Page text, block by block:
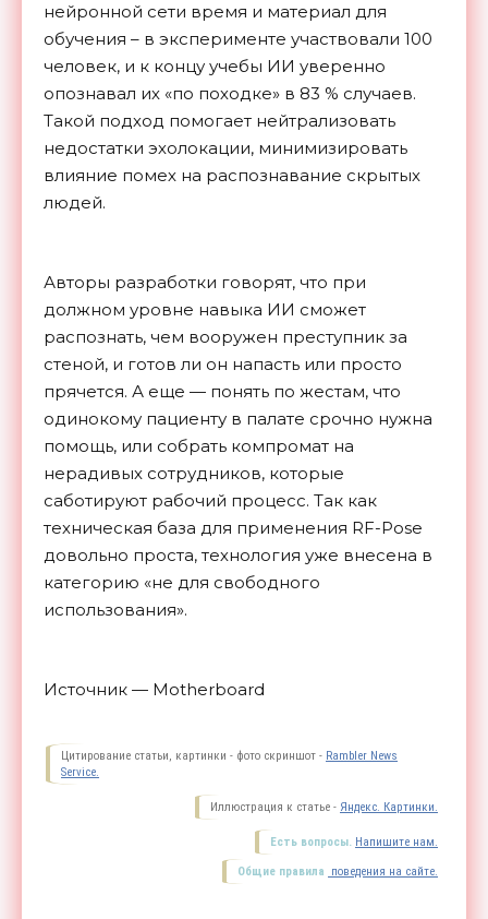
нейронной сети время и материал для
обучения – в эксперименте участвовали 100
человек, и к концу учебы ИИ уверенно
опознавал их «по походке» в 83 % случаев.
Такой подход помогает нейтрализовать
недостатки эхолокации, минимизировать
влияние помех на распознавание скрытых
людей.
Авторы разработки говорят, что при
должном уровне навыка ИИ сможет
распознать, чем вооружен преступник за
стеной, и готов ли он напасть или просто
прячется. А еще — понять по жестам, что
одинокому пациенту в палате срочно нужна
помощь, или собрать компромат на
нерадивых сотрудников, которые
саботируют рабочий процесс. Так как
техническая база для применения RF-Pose
довольно проста, технология уже внесена в
категорию «не для свободного
использования».
Источник — Motherboard
Цитирование статьи, картинки - фото скриншот - Rambler News
Service.
Иллюстрация к статье - Яндекс. Картинки.
Есть вопросы. Напишите нам.
Общие правила поведения на сайте.